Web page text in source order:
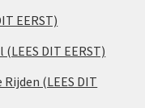
EERST)
DIT EERST)
(LEES DIT